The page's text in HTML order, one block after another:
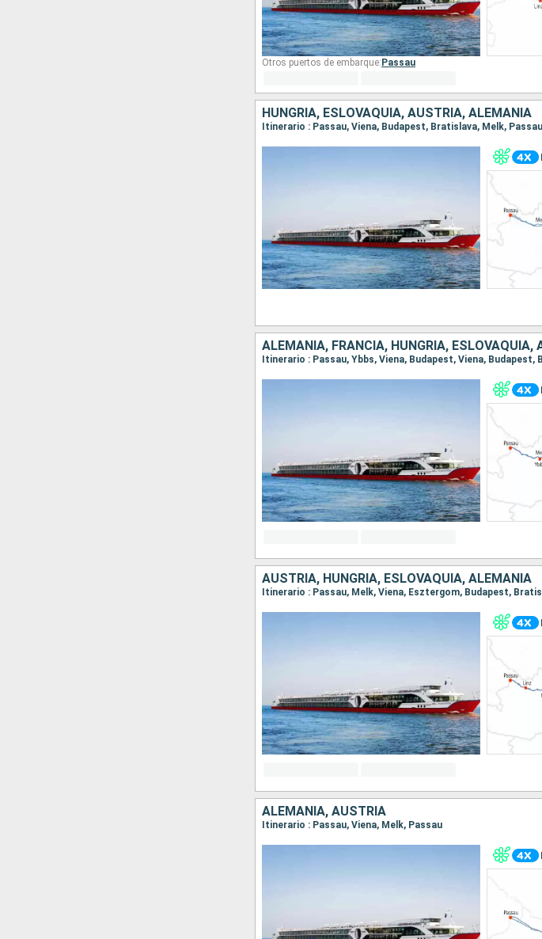
Otros puertos de embarque: Passau
HUNGRÍA, ESLOVAQUIA, AUSTRIA, ALEMANIA
Itinerario : Passau, Viena, Budapest, Bratislava, Melk, Passau
ALEMANIA, FRANCIA, HUNGRÍA, ESLOVAQUIA,
AUSTRIA, HUNGRÍA, ESLOVAQUIA, ALEMANIA
Itinerario : Passau, Melk, Viena, Esztergom, Budapest,
ALEMANIA, AUSTRIA
Itinerario : Passau, Viena, Melk, Passau